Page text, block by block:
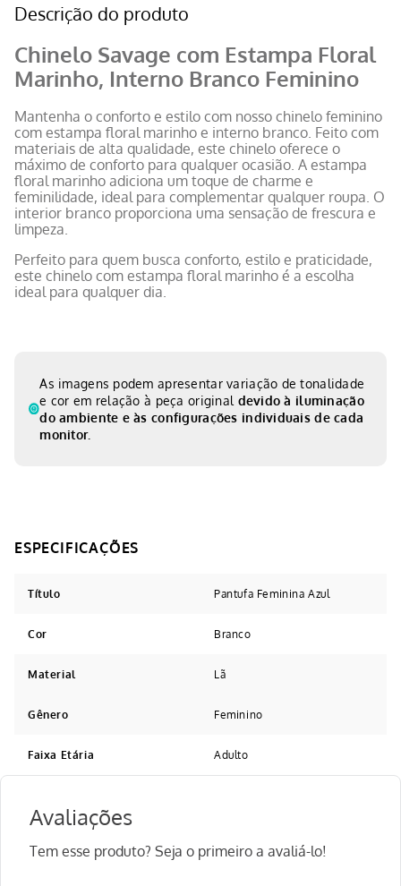
Descrição do produto
Chinelo Savage com Estampa Floral
Marinho, Interno Branco Feminino
Mantenha o conforto e estilo com nosso chinelo feminino
com estampa floral marinho e interno branco. Feito com
materiais de alta qualidade, este chinelo oferece o
máximo de conforto para qualquer ocasião. A estampa
floral marinho adiciona um toque de charme e
feminilidade, ideal para complementar qualquer roupa. O
interior branco proporciona uma sensação de frescura e
limpeza.
Perfeito para quem busca conforto, estilo e praticidade,
este chinelo com estampa floral marinho é a escolha
ideal para qualquer dia.
As imagens podem apresentar variação de tonalidade
e cor em relação à peça original devido à iluminação
do ambiente e às configurações individuais de cada
monitor.
Título Pantufa Feminina Azul
Cor Branco
Material Lã
Gênero Feminino
Faixa Etária Adulto
Avaliações
Tem esse produto? Seja o primeiro a avaliá-lo!